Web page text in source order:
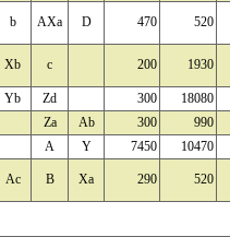
b AXa D 470 520
Xb c 200 1930
Yb Zd 300 18080
Za Ab 300 990
A Y 7450 10470
Ac B Xa 290 520